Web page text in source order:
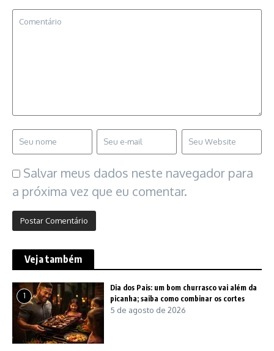
Salvar meus dados neste navegador para
a próxima vez que eu comentar.
Veja também
1
Dia dos Pais: um bom churrasco vai além da
picanha; saiba como combinar os cortes
5 de agosto de 2026